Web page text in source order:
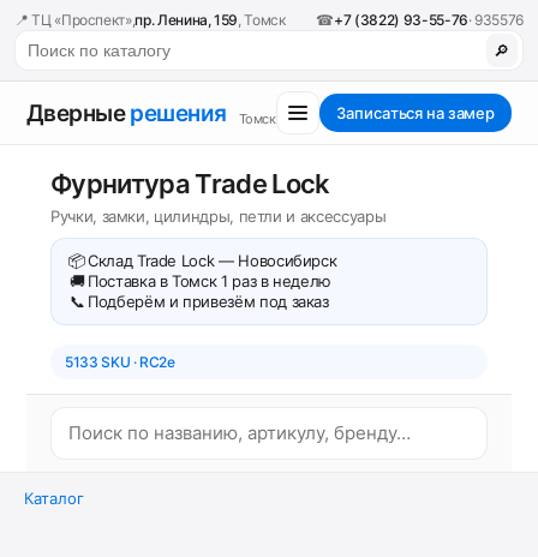
📍 ТЦ «Проспект»,пр. Ленина, 159, Томск ☎+7 (3822) 93-55-76· 935576
🔎
Дверныерешения Томск Записаться на замер
Фурнитура Trade Lock
Ручки, замки, цилиндры, петли и аксессуары
📦Склад Trade Lock — Новосибирск
🚚 Поставка в Томск 1 раз в неделю
📞 Подберём и привезём под заказ
5133 SKU · RC2e
Каталог